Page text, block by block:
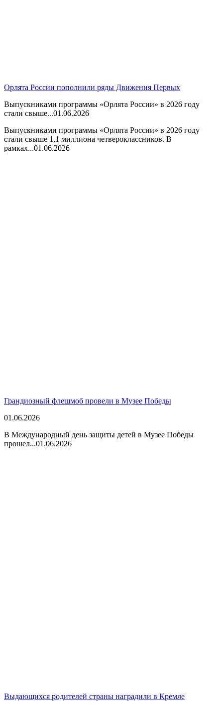
Орлята России пополнили ряды Движения Первых
Выпускниками программы «Орлята России» в 2026 году
стали свыше...01.06.2026
Выпускниками программы «Орлята России» в 2026 году
стали свыше 1,1 миллиона четвероклассников. В
рамках...01.06.2026
Грандиозный флешмоб провели в Музее Победы
01.06.2026
В Международный день защиты детей в Музее Победы
прошел...01.06.2026
Выдающихся родителей страны наградили в Кремле